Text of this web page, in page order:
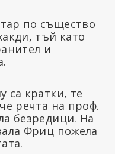
по същество
тъй като
и
са кратки, те
речта на проф.
безредици. На
Фриц пожела